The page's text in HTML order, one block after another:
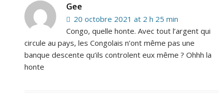
Gee
20 octobre 2021 at 2 h 25 min
Congo, quelle honte. Avec tout l’argent qui
circule au pays, les Congolais n’ont même pas une
banque descente qu’ils controlent eux même ? Ohhh la
honte